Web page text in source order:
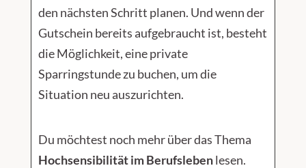
den nächsten Schritt planen. Und wenn der
Gutschein bereits aufgebraucht ist, besteht
die Möglichkeit, eine private
Sparringstunde zu buchen, um die
Situation neu auszurichten.
Du möchtest noch mehr über das Thema
Hochsensibilität im Berufslebenlesen.